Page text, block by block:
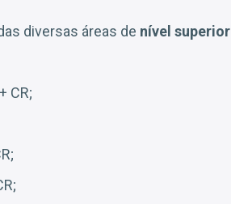
diversas áreas de nível superior
CR;